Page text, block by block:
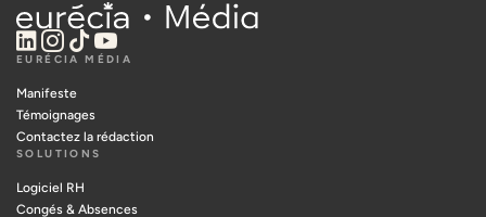
EURÉCIA MÉDIA
Manifeste
Témoignages
Contactez la rédaction
SOLUTIONS
Logiciel RH
Congés & Absences